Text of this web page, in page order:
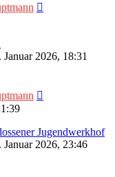
Januar 2026, 18:31
Jugendwerkhof
Januar 2026, 23:46